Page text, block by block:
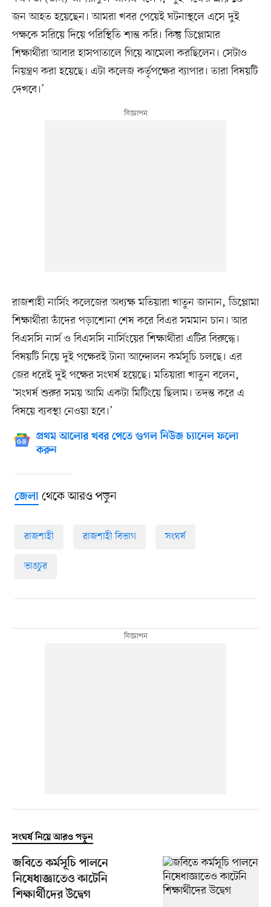
জন আহত হয়েছেন। আমরা খবর পেয়েই ঘটনাস্থলে এসে দুই
পক্ষকে সরিয়ে দিয়ে পরিস্থিতি শান্ত করি। কিন্তু ডিপ্লোমার
শিক্ষার্থীরা আবার হাসপাতালে গিয়ে ঝামেলা করছিলেন। সেটাও
নিয়ন্ত্রণ করা হয়েছে। এটা কলেজ কর্তৃপক্ষের ব্যাপার। তারা বিষয়টি
দেখবে।’
রাজশাহী নার্সিং কলেজের অধ্যক্ষ মতিয়ারা খাতুন জানান, ডিপ্লোমা
শিক্ষার্থীরা তাঁদের পড়াশোনা শেষ করে বিএর সমমান চান। আর
বিএসসি নার্স ও বিএসসি নার্সিংয়ের শিক্ষার্থীরা এটির বিরুদ্ধে।
বিষয়টি নিয়ে দুই পক্ষেরই টানা আন্দোলন কর্মসূচি চলছে। এর
জের ধরেই দুই পক্ষের সংঘর্ষ হয়েছে। মতিয়ারা খাতুন বলেন,
‘সংঘর্ষ শুরুর সময় আমি একটা মিটিংয়ে ছিলাম। তদন্ত করে এ
বিষয়ে ব্যবস্থা নেওয়া হবে।’
প্রথম আলোর খবর পেতে গুগল নিউজ চ্যানেল ফলো
করুন
জেলাথেকে আরও পড়ুন
রাজশাহী রাজশাহী বিভাগ সংঘর্ষ
ভাঙচুর
সংঘর্ষ নিয়ে আরও পড়ুন
জবিতে কর্মসূচি পালনে
নিষেধাজ্ঞাতেও কাটেনি
শিক্ষার্থীদের উদ্বেগ